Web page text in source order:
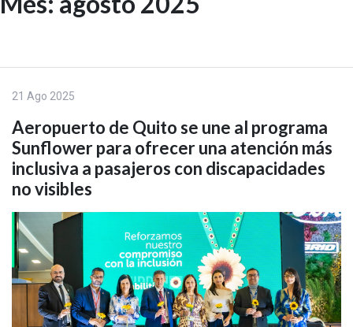
Skip
21 Ago 2025
Aeropuerto de Quito se une al programa
Sunflower para ofrecer una atención más
inclusiva a pasajeros con discapacidades
no visibles